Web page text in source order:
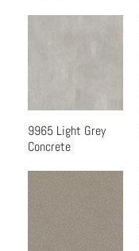
快速瀏覽
9965 Light Grey
Concrete